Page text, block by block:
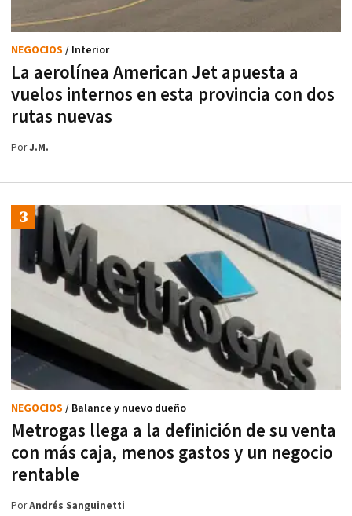
La aerolínea American Jet apuesta a
vuelos internos en esta provincia con dos
rutas nuevas
NEGOCIOS / Interior
PorJ.M.
Metrogas llega a la definición de su venta
con más caja, menos gastos y un negocio
rentable
NEGOCIOS / Balance y nuevo dueño
PorAndrés Sanguinetti